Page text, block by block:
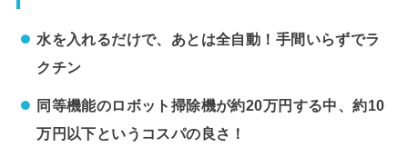
水を入れるだけで、あとは全自動！手間いらずでラ
クチン
同等機能のロボット掃除機が約20万円する中、約10
万円以下というコスパの良さ！